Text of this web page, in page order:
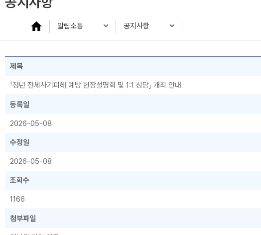
알림소통 공지사항
제목
「청년 전세사기피해 예방 현장설명회 및 1:1 상담」 개최 안내
등록일
2026-05-08
수정일
2026-05-08
조회수
1166
첨부파일